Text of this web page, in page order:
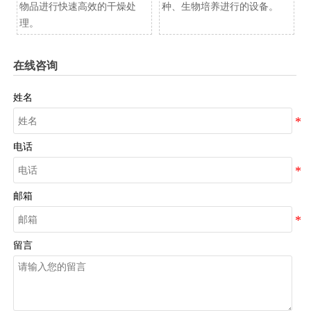
物品进行快速高效的干燥处
理。
种、生物培养进行的设备。
在线咨询
姓名
电话
邮箱
留言